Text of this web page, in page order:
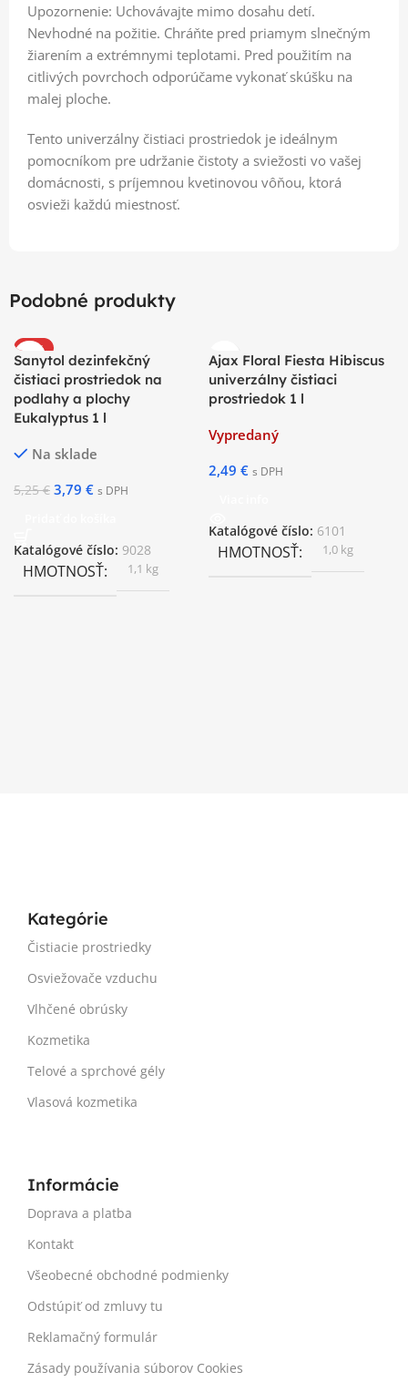
Upozornenie: Uchovávajte mimo dosahu detí.
Nevhodné na požitie. Chráňte pred priamym slnečným
žiarením a extrémnymi teplotami. Pred použitím na
citlivých povrchoch odporúčame vykonať skúšku na
malej ploche.
Tento univerzálny čistiaci prostriedok je ideálnym
pomocníkom pre udržanie čistoty a sviežosti vo vašej
domácnosti, s príjemnou kvetinovou vôňou, ktorá
osvieži každú miestnosť.
Podobné produkty
-28%
Sanytol dezinfekčný
čistiaci prostriedok na
podlahy a plochy
Eukalyptus 1 l
Na sklade
5,25€ 3,79 € s DPH
Katalógové číslo: 9028
HMOTNOSŤ 1,1 kg
Ajax Floral Fiesta Hibiscus
univerzálny čistiaci
prostriedok 1 l
Vypredaný
2,49 € s DPH
Katalógové číslo: 6101
HMOTNOSŤ 1,0 kg
Kategórie
Čistiacie prostriedky
Osviežovače vzduchu
Vlhčené obrúsky
Kozmetika
Telové a sprchové gély
Vlasová kozmetika
Informácie
Doprava a platba
Kontakt
Všeobecné obchodné podmienky
Odstúpiť od zmluvy tu
Reklamačný formulár
Zásady používania súborov Cookies